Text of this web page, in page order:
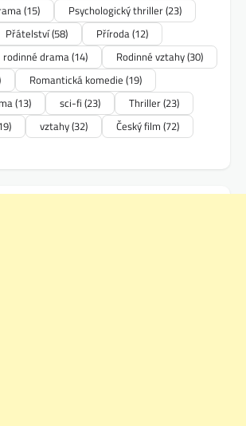
(15) Psychologický thriller(23)
Přátelství(58) Příroda(12)
rodinné drama(14) Rodinné vztahy(30)
Romantická komedie (19)
(13) sci-fi (23) Thriller(23)
vztahy(32) Český film (72)